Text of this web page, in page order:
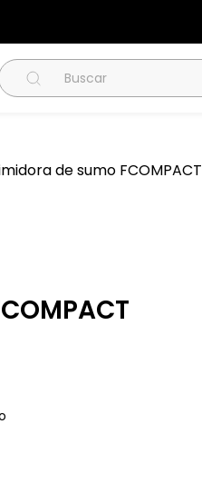
de sumo FCOMPACT